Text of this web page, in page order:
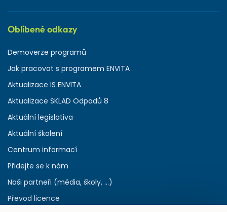
Oblíbené odkazy
Demoverze programů
Jak pracovat s programem ENVITA
Aktualizace IS ENVITA
Aktualizace SKLAD Odpadů 8
Aktuální legislativa
Aktuální školení
Centrum informací
Přidejte se k nám
Naši partneři (média, školy, ...)
Převod licence